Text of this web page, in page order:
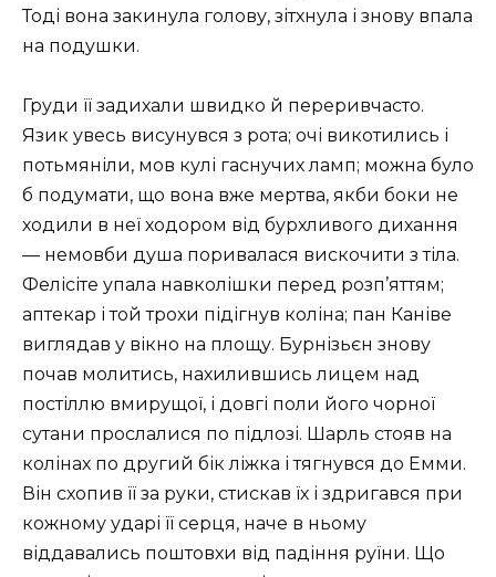
Тоді вона закинула голову, зітхнула і знову впала
на подушки.
Груди її задихали швидко й переривчасто.
Язик увесь висунувся з рота; очі викотились і
потьмяніли, мов кулі гаснучих ламп; можна було
б подумати, що вона вже мертва, якби боки не
ходили в неї ходором від бурхливого дихання
— немовби душа поривалася вискочити з тіла.
Фелісіте упала навколішки перед розп’яттям;
аптекар і той трохи підігнув коліна; пан Каніве
виглядав у вікно на площу. Бурнізьєн знову
почав молитись, нахилившись лицем над
постіллю вмирущої, і довгі поли його чорної
сутани прослалися по підлозі. Шарль стояв на
колінах по другий бік ліжка і тягнувся до Емми.
Він схопив її за руки, стискав їх і здригався при
кожному ударі її серця, наче в ньому
віддавались поштовхи від падіння руїни. Що